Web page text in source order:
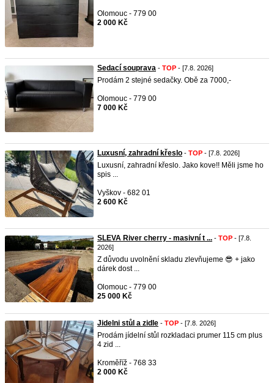
Olomouc - 779 00
2 000 Kč
Sedací souprava - TOP - [7.8. 2026]
Prodám 2 stejné sedačky. Obě za 7000,-
Olomouc - 779 00
7 000 Kč
Luxusní, zahradní křeslo - TOP - [7.8. 2026]
Luxusní, zahradní křeslo. Jako kove!! Měli jsme ho
spis ...
Vyškov - 682 01
2 600 Kč
SLEVA River cherry - masivní t ... - TOP - [7.8.
2026]
Z důvodu uvolnění skladu zlevňujeme 😎 + jako
dárek dost ...
Olomouc - 779 00
25 000 Kč
Jidelni stůl a zidle - TOP - [7.8. 2026]
Prodám jídelní stůl rozkladaci prumer 115 cm plus
4 zid ...
Kroměříž - 768 33
2 000 Kč